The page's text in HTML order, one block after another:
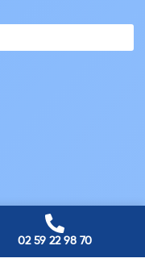
02 59 22 98 70